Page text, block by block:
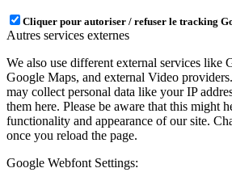
Cliquer pour autoriser / refuser le tracking
Autres services externes
We also use different external services like
Google Maps, and external Video
may collect personal data like your IP
them here. Please be aware that this might
functionality and appearance of our site.
once you reload the page.
Google Webfont Settings: